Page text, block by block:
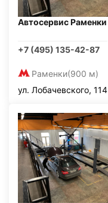
Автосервис Раменки
+7 (495) 135-42-87
Раменки(900 м)
ул. Лобачевского, 114